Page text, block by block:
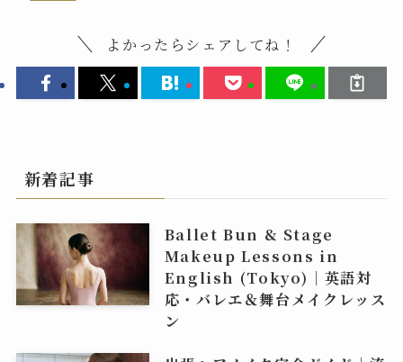
よかったらシェアしてね！
新着記事
Ballet Bun & Stage
Makeup Lessons in
English (Tokyo)｜英語対
応・バレエ＆舞台メイクレッス
ン